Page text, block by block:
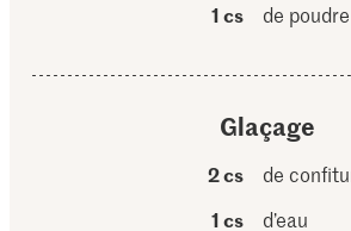
1 cs
de
Glaçage
2 cs
de
1 cs
d’eau